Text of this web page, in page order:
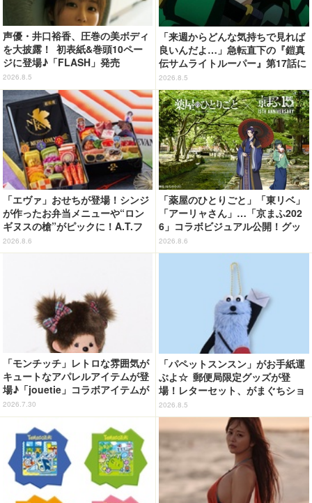
声優・井口裕香、圧巻の美ボディ
を大披露！ 初表紙&巻頭10ペー
ジに登場♪「FLASH」発売
2026.8.5
「来週からどんな気持ちで見れば
良いんだよ…」急転直下の『鎧真
伝サムライトルーパー』第17話に
感情の追いつかない視聴者が続
出…【ネタバレあり反応まとめ】
2026.8.5
「エヴァ」おせちが登場！シンジ
が作ったお弁当メニューや“ロン
ギヌスの槍”がピックに！A.T.フ
ィールド風呂敷も便利◎【予約開
始】
2026.8.6
「薬屋のひとりごと」「東リベ」
「アーリャさん」…「京まふ202
6」コラボビジュアル公開！グッ
ズなどの最新情報も
2026.8.6
「モンチッチ」レトロな雰囲気が
キュートなアパレルアイテムが登
場♪「jouetie」コラボアイテムが
7月31日より順次抽選受付開始
2026.7.30
「パペットスンスン」がお手紙運
ぶよ☆ 郵便局限定グッズが登
場！レターセット、がまぐちショ
ルダーバッグなど全5種【8月12日
～】
2026.8.5